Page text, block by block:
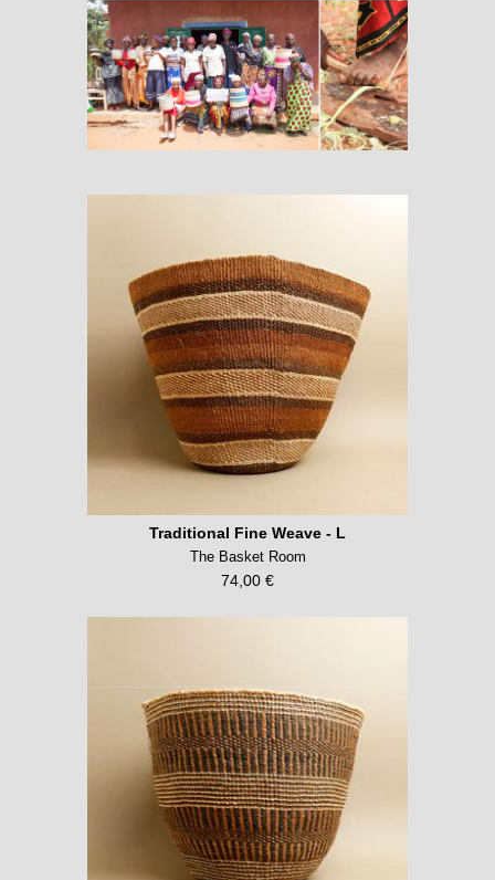
Traditional Fine Weave - L
The Basket Room
74,00 €